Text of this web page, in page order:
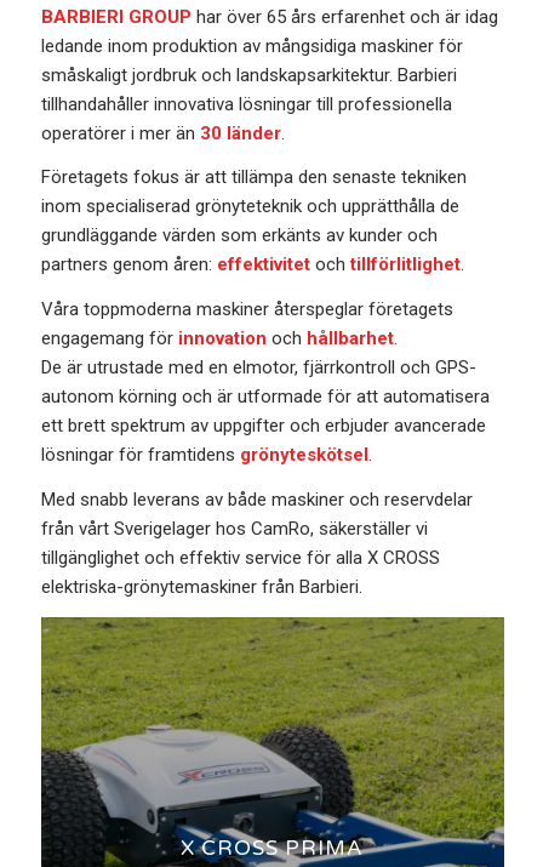
BARBIERI GROUP har över 65 års erfarenhet och är idag
ledande inom produktion av mångsidiga maskiner för
småskaligt jordbruk och landskapsarkitektur. Barbieri
tillhandahåller innovativa lösningar till professionella
operatörer i mer än 30 länder.
Företagets fokus är att tillämpa den senaste tekniken
inom specialiserad grönyteteknik och upprätthålla de
grundläggande värden som erkänts av kunder och
partners genom åren: effektivitetochtillförlitlighet.
Våra toppmoderna maskiner återspeglar företagets
engagemang för innovation och hållbarhet.
De är utrustade med en elmotor, fjärrkontroll och GPS-
autonom körning och är utformade för att automatisera
ett brett spektrum av uppgifter och erbjuder avancerade
lösningar för framtidens grönyteskötsel.
Med snabb leverans av både maskiner och reservdelar
från vårt Sverigelager hos CamRo, säkerställer vi
tillgänglighet och effektiv service för alla X CROSS
elektriska-grönytemaskiner från Barbieri.
X CROSS PRIMA